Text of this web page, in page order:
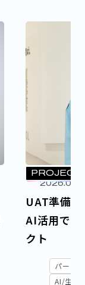
PROJECT
UAT準備を
AI活用で
クト
パーソ
AI/生成